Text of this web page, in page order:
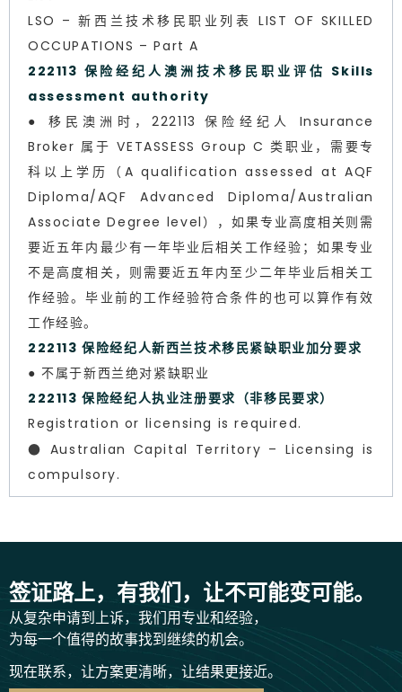
LSO – 新西兰技术移民职业列表 LIST OF SKILLED
OCCUPATIONS – Part A
222113 保险经纪人澳洲技术移民职业评估 Skills
assessment authority
● 移民澳洲时，222113 保险经纪人 Insurance
Broker 属于 VETASSESS Group C 类职业，需要专
科以上学历（A qualification assessed at AQF
Diploma/AQF Advanced Diploma/Australian
Associate Degree level），如果专业高度相关则需
要近五年内最少有一年毕业后相关工作经验；如果专业
不是高度相关，则需要近五年内至少二年毕业后相关工
作经验。毕业前的工作经验符合条件的也可以算作有效
工作经验。
222113 保险经纪人新西兰技术移民紧缺职业加分要求
● 不属于新西兰绝对紧缺职业
222113 保险经纪人执业注册要求（非移民要求）
Registration or licensing is required.
● Australian Capital Territory – Licensing is
compulsory.
签证路上，有我们，让不可能变可能。
从复杂申请到上诉，我们用专业和经验，
为每一个值得的故事找到继续的机会。
现在联系，让方案更清晰，让结果更接近。